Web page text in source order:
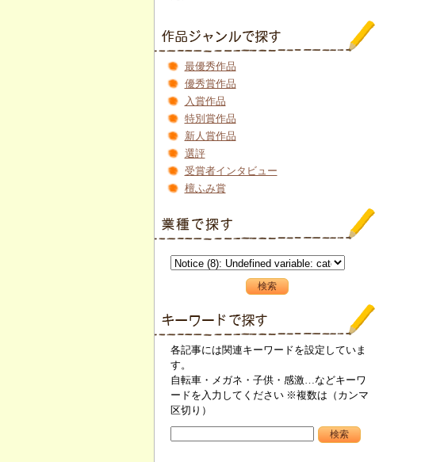
最優秀作品
優秀賞作品
入賞作品
特別賞作品
新人賞作品
選評
受賞者インタビュー
檀ふみ賞
各記事には関連キーワードを設定していま
す。
自転車・メガネ・子供・感激…などキーワ
ードを入力してください ※複数は（カンマ
区切り）